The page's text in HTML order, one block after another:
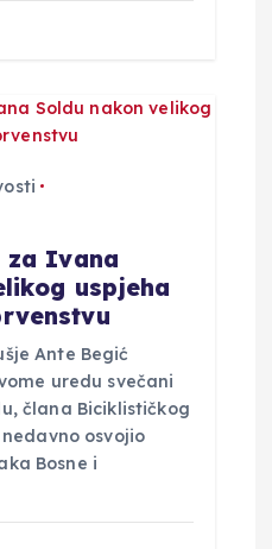
za Ivana
uspjeha
Ante Begić
uredu svečani
člana Biciklističkog
osvojio
Bosne i